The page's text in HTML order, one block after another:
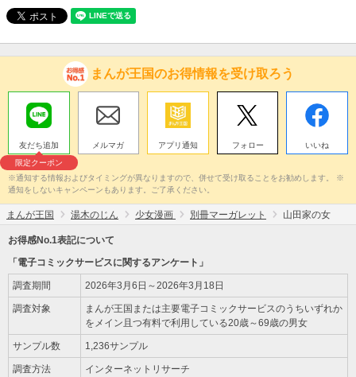
まんが王国のお得情報を受け取ろう
友だち追加
限定クーポン
メルマガ アプリ通知 フォロー いいね
※通知する情報およびタイミングが異なりますので、併せて受け取ることをお勧めします。 ※
通知をしないキャンペーンもあります。ご了承ください。
まんが王国 湯木のじん 少女漫画 別冊マーガレット 山田家の女
お得感No.1表記について
「電子コミックサービスに関するアンケート」
調査期間 2026年3月6日～2026年3月18日
調査対象
まんが王国または主要電子コミックサービスのうちいずれか
をメイン且つ有料で利用している20歳～69歳の男女
サンプル数 1,236サンプル
調査方法 インターネットリサーチ